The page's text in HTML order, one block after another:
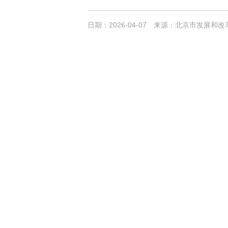
日期：2026-04-07 来源：北京市发展和改